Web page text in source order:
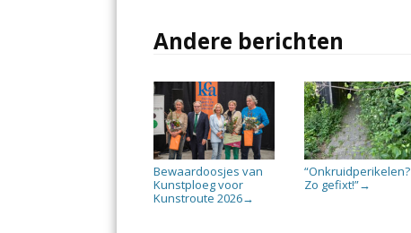
Andere berichten
Bewaardoosjes van
Kunstploeg voor
Kunstroute 2026→
“Onkruidperikelen?
Zo gefixt!”→